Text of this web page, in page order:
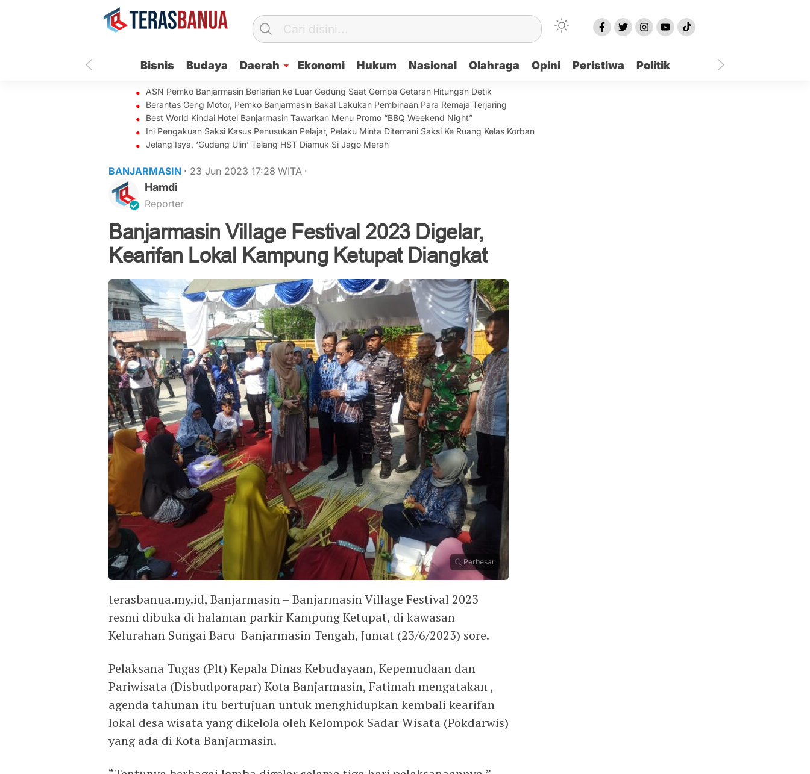
Bisnis Budaya Daerah Ekonomi Hukum Nasional Olahraga Opini Peristiwa Politik
ASN Pemko Banjarmasin Berlarian ke Luar Gedung Saat Gempa Getaran Hitungan Detik
Berantas Geng Motor, Pemko Banjarmasin Bakal Lakukan Pembinaan Para Remaja Terjaring
Best World Kindai Hotel Banjarmasin Tawarkan Menu Promo “BBQ Weekend Night”
Ini Pengakuan Saksi Kasus Penusukan Pelajar, Pelaku Minta Ditemani Saksi Ke Ruang Kelas Korban
Jelang Isya, ‘Gudang Ulin’ Telang HST Diamuk Si Jago Merah
BANJARMASIN · 23 Jun 2023 17:28 WITA ·
Hamdi
Reporter
Banjarmasin Village Festival 2023 Digelar,
Kearifan Lokal Kampung Ketupat Diangkat
Perbesar
terasbanua.my.id, Banjarmasin – Banjarmasin Village Festival 2023
resmi dibuka di halaman parkir Kampung Ketupat, di kawasan
Kelurahan Sungai Baru Banjarmasin Tengah, Jumat (23/6/2023) sore.
Pelaksana Tugas (Plt) Kepala Dinas Kebudayaan, Kepemudaan dan
Pariwisata (Disbudporapar) Kota Banjarmasin, Fatimah mengatakan ,
agenda tahunan itu bertujuan untuk menghidupkan kembali kearifan
lokal desa wisata yang dikelola oleh Kelompok Sadar Wisata (Pokdarwis)
yang ada di Kota Banjarmasin.